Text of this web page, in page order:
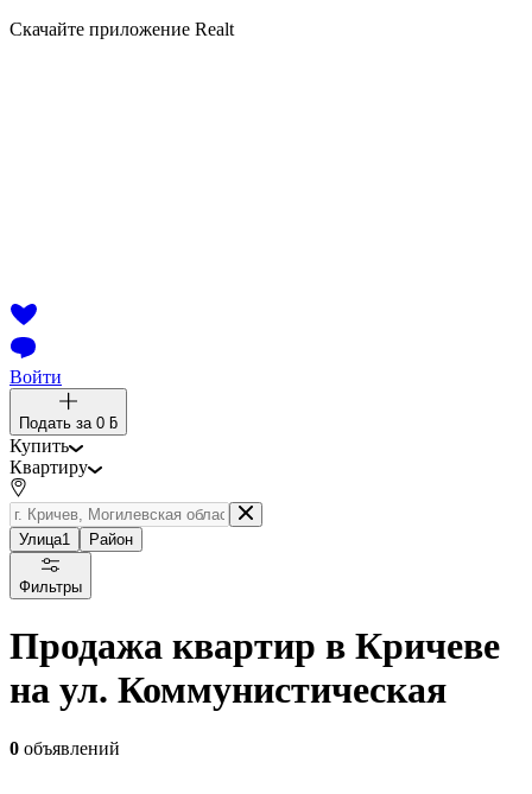
Скачайте приложение Realt
Войти
Подать за 0 ƃ
Купить
Квартиру
Улица1 Район
Фильтры
Продажа квартир в Кричеве
на ул. Коммунистическая
0 объявлений